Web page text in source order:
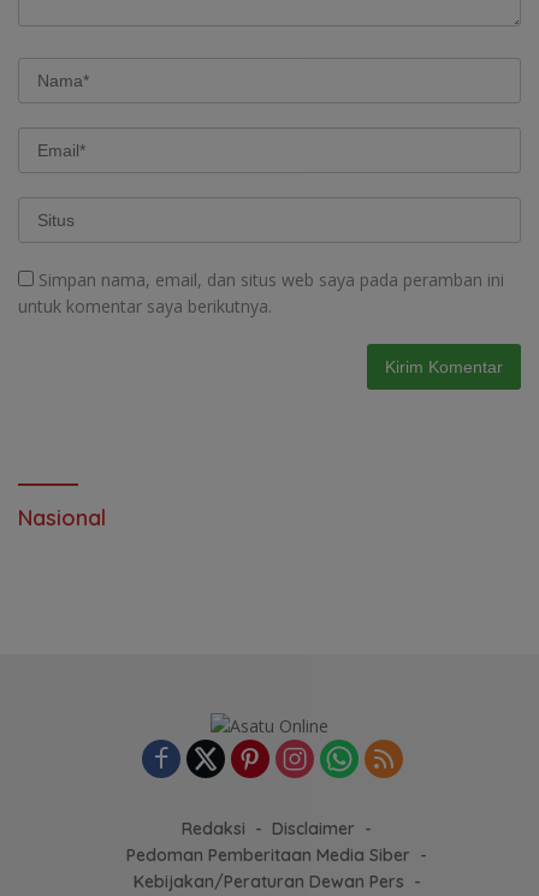
Simpan nama, email, dan situs web saya pada peramban ini
untuk komentar saya berikutnya.
Nasional
Redaksi
Disclaimer
Pedoman Pemberitaan Media Siber
Kebijakan/Peraturan Dewan Pers